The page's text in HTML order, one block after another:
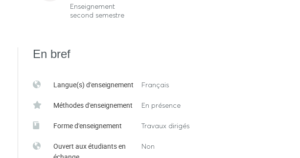
Enseignement
second semestre
En bref
Langue(s) d'enseignement Français
Méthodes d'enseignement En présence
Forme d'enseignement Travaux dirigés
Ouvert aux étudiants en
Non